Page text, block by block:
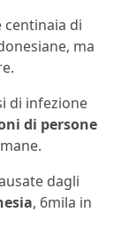
centinaia di
ma
di infezione
di persone
dagli
, 6mila in